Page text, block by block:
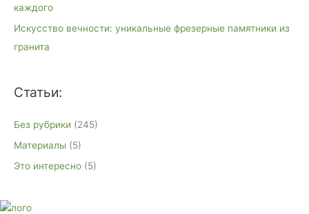
каждого
Искусство вечности: уникальные фрезерные памятники из
гранита
Статьи:
Без рубрики (245)
Материалы (5)
Это интересно (5)